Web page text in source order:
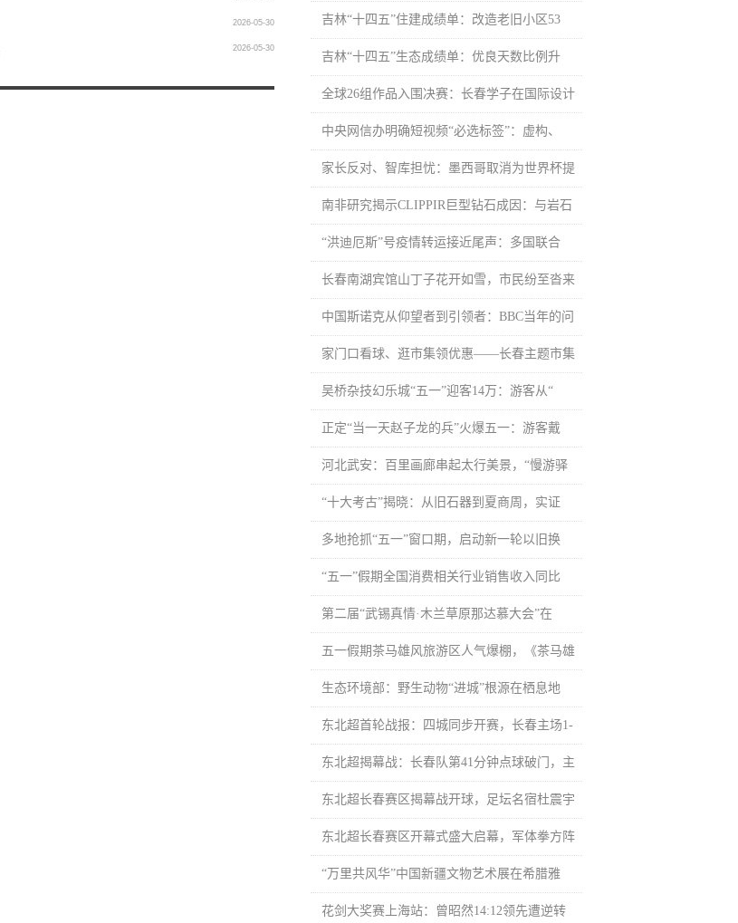
2026-05-30
2026-05-30
吉林“十四五”住建成绩单：改造老旧小区53
吉林“十四五”生态成绩单：优良天数比例升
全球26组作品入围决赛：长春学子在国际设计
中央网信办明确短视频“必选标签”：虚构、
家长反对、智库担忧：墨西哥取消为世界杯提
南非研究揭示CLIPPIR巨型钻石成因：与岩石
“洪迪厄斯”号疫情转运接近尾声：多国联合
长春南湖宾馆山丁子花开如雪，市民纷至沓来
中国斯诺克从仰望者到引领者：BBC当年的问
家门口看球、逛市集领优惠——长春主题市集
吴桥杂技幻乐城“五一”迎客14万：游客从“
正定“当一天赵子龙的兵”火爆五一：游客戴
河北武安：百里画廊串起太行美景，“慢游驿
“十大考古”揭晓：从旧石器到夏商周，实证
多地抢抓“五一”窗口期，启动新一轮以旧换
“五一”假期全国消费相关行业销售收入同比
第二届“武锡真情·木兰草原那达慕大会”在
五一假期茶马雄风旅游区人气爆棚，《茶马雄
生态环境部：野生动物“进城”根源在栖息地
东北超首轮战报：四城同步开赛，长春主场1-
东北超揭幕战：长春队第41分钟点球破门，主
东北超长春赛区揭幕战开球，足坛名宿杜震宇
东北超长春赛区开幕式盛大启幕，军体拳方阵
“万里共风华”中国新疆文物艺术展在希腊雅
花剑大奖赛上海站：曾昭然14:12领先遭逆转